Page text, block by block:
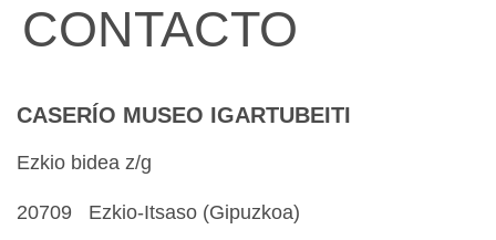
CONTACTO
CASERÍO MUSEO IGARTUBEITI
Ezkio bidea z/g
20709 Ezkio-Itsaso (Gipuzkoa)